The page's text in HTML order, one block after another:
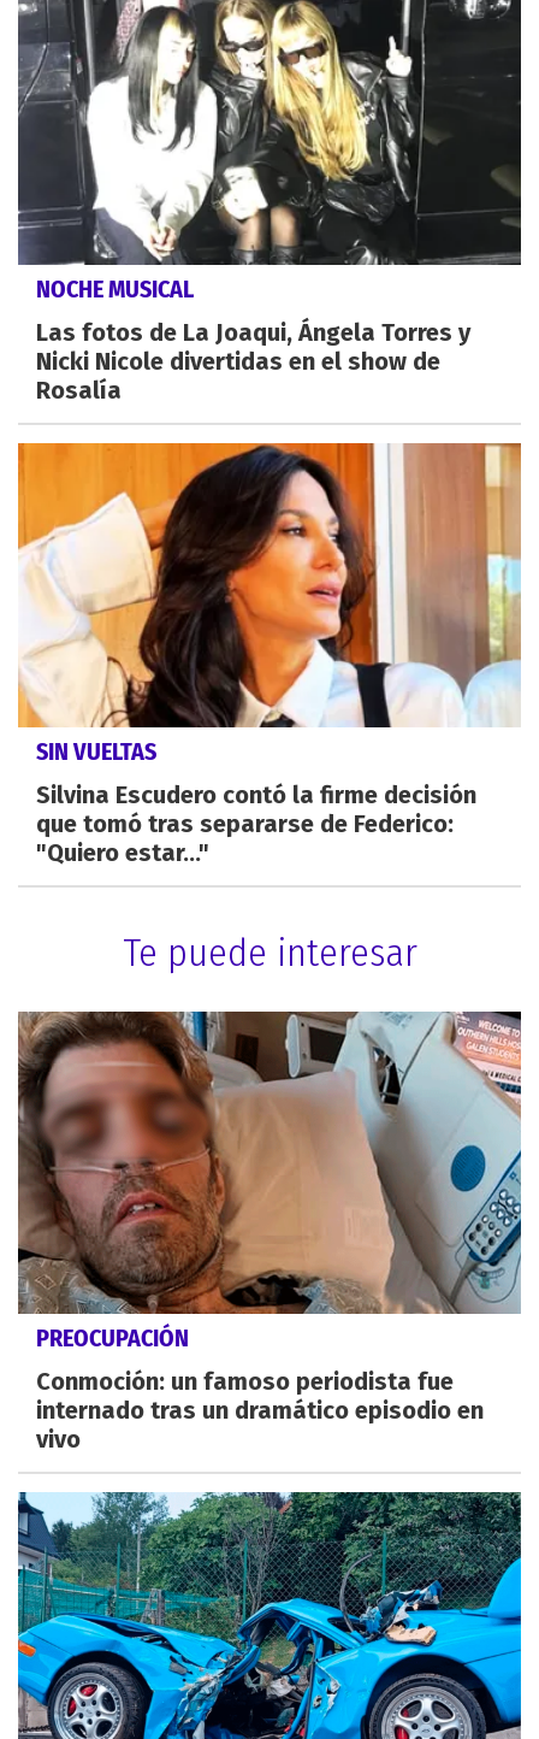
NOCHE MUSICAL
Las fotos de La Joaqui, Ángela Torres y
Nicki Nicole divertidas en el show de
Rosalía
SIN VUELTAS
Silvina Escudero contó la firme decisión
que tomó tras separarse de Federico:
"Quiero estar..."
Te puede interesar
PREOCUPACIÓN
Conmoción: un famoso periodista fue
internado tras un dramático episodio en
vivo